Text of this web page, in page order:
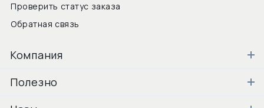
Проверить статус заказа
Обратная связь
Компания
Полезно